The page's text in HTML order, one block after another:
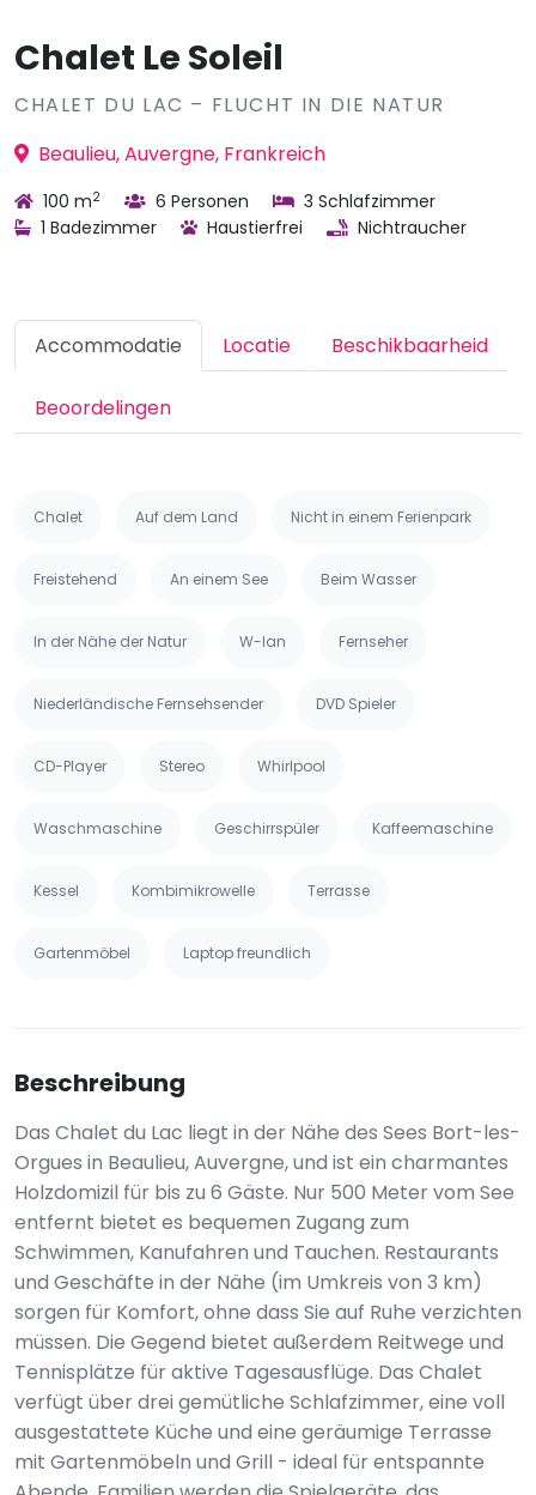
Chalet Le Soleil
CHALET DU LAC – FLUCHT IN DIE NATUR
Beaulieu, Auvergne, Frankreich
100 m2 6 Personen
3 Schlafzimmer
1 Badezimmer
Haustierfrei Nichtraucher
Accommodatie Locatie Beschikbaarheid
Beoordelingen
Chalet Auf dem Land Nicht in einem Ferienpark
Freistehend An einem See Beim Wasser
In der Nähe der Natur W-lan Fernseher
Niederländische Fernsehsender DVD Spieler
CD-Player Stereo Whirlpool
Waschmaschine Geschirrspüler Kaffeemaschine
Kessel Kombimikrowelle Terrasse
Gartenmöbel Laptop freundlich
Beschreibung
Das Chalet du Lac liegt in der Nähe des Sees Bort-les-
Orgues in Beaulieu, Auvergne, und ist ein charmantes
Holzdomizil für bis zu 6 Gäste. Nur 500 Meter vom See
entfernt bietet es bequemen Zugang zum
Schwimmen, Kanufahren und Tauchen. Restaurants
und Geschäfte in der Nähe (im Umkreis von 3 km)
sorgen für Komfort, ohne dass Sie auf Ruhe verzichten
müssen. Die Gegend bietet außerdem Reitwege und
Tennisplätze für aktive Tagesausflüge. Das Chalet
verfügt über drei gemütliche Schlafzimmer, eine voll
ausgestattete Küche und eine geräumige Terrasse
mit Gartenmöbeln und Grill - ideal für entspannte